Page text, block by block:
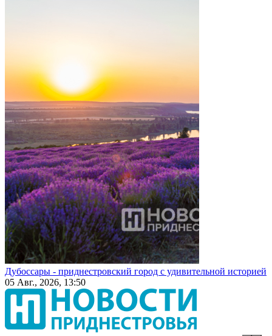
Дубоссары - приднестровский город с удивительной историей
05 Авг., 2026, 13:50